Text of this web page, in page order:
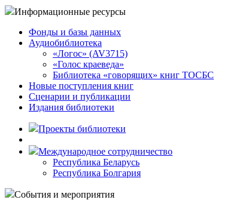
Информационные ресурсы
Фонды и базы данных
Аудиобиблиотека
«Логос» (AV3715)
«Голос краеведа»
Библиотека «говорящих» книг ТОСБС
Новые поступления книг
Сценарии и публикации
Издания библиотеки
Проекты библиотеки
Международное сотрудничество
Республика Беларусь
Республика Болгария
События и мероприятия